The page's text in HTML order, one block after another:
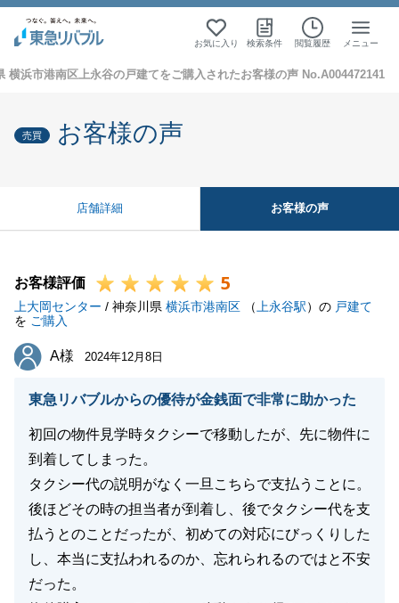
お気に入り 検索条件 閲覧履歴 メニュー
横浜市港南区上永谷の戸建てをご購入されたお客様の声 No.A004472141
売買 お客様の声
店舗詳細 お客様の声
お客様評価 5
上大岡センター / 神奈川県 横浜市港南区 （ 上永谷駅）の 戸建て
を ご購入
A様
A様 2024年12月8日
東急リバブルからの優待が金銭面で非常に助かった
初回の物件見学時タクシーで移動したが、先に物件に
到着してしまった。
タクシー代の説明がなく一旦こちらで支払うことに。
後ほどその時の担当者が到着し、後でタクシー代を支
払うとのことだったが、初めての対応にびっくりした
し、本当に支払われるのか、忘れられるのではと不安
だった。